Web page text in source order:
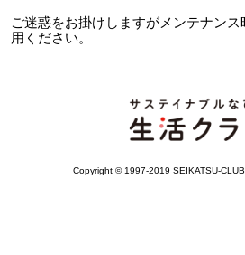
ご迷惑をお掛けしますがメンテナンス
用ください。
Copyright © 1997-2019 SEIKATSU-CLUB